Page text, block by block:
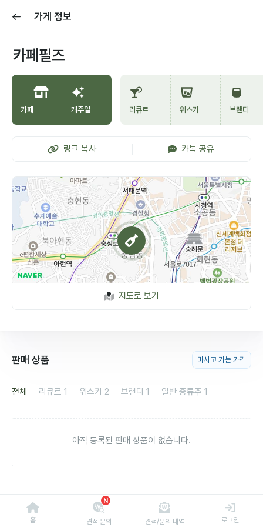
가게 정보
카페필즈
카페 캐주얼 리큐르 위스키 브랜디
링크 복사 카톡 공유
지도로 보기
판매 상품 마시고 가는 가격
전체 리큐르 1 위스키 2 브랜디 1 일반 증류주 1
아직 등록된 판매 상품이 없습니다.
홈
N
견적 문의 견적/문의 내역 로그인